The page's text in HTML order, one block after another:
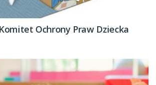
Ochrony Praw Dziecka